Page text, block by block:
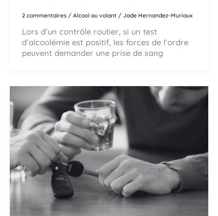
2 commentaires / Alcool au volant / Jade Hernandez-Muriaux
Lors d’un contrôle routier, si un test
d’alcoolémie est positif, les forces de l’ordre
peuvent demander une prise de sang